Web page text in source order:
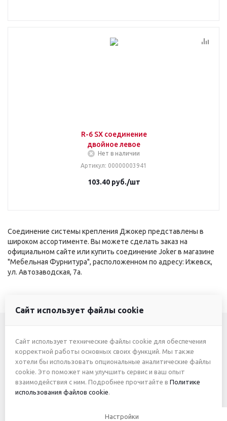
R-6 SX соединение
двойное левое
Нет в наличии
Артикул: 00000003941
103.40руб./шт
Соединение системы крепления Джокер представлены в
широком ассортименте. Вы можете сделать заказ на
официальном сайте или купить соединение Joker в магазине
"Мебельная Фурнитура", расположенном по адресу: Ижевск,
ул. Автозаводская, 7а.
+7 (3412) 46-7777
+7 (912) 746-00-77
Сайт использует файлы cookie
Сайт использует технические файлы cookie для обеспечения
корректной работы основных своих функций. Мы также
хотели бы использовать опциональные аналитические файлы
cookie. Это поможет нам улучшить сервис и ваш опыт
взаимодействия с ним. Подробнее прочитайте в Политике
использования файлов cookie.
Настройки